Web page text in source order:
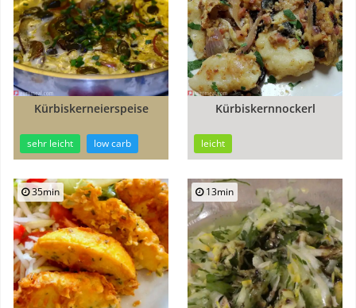
Kürbiskerneierspeise
sehr leicht low carb
Kürbiskernnockerl
leicht
35min 13min